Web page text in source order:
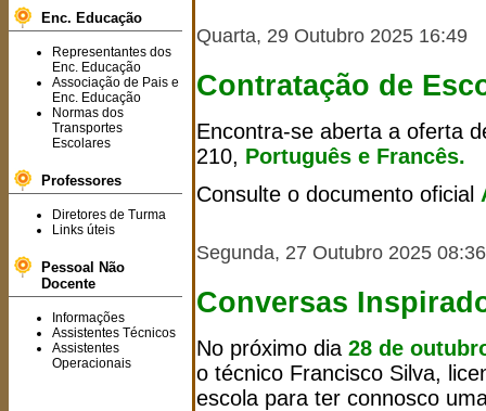
Enc. Educação
Representantes dos
Enc. Educação
Associação de Pais e
Enc. Educação
Normas dos
Transportes
Escolares
Professores
Diretores de Turma
Links úteis
Pessoal Não
Docente
Informações
Assistentes Técnicos
Assistentes
Operacionais
Quarta, 29 Outubro 2025 16:49
Contratação de
Encontra-se aberta a oferta
210, Português e Francês.
Consulte o documento oficial
Segunda, 27 Outubro 2025 08:36
Conversas
No próximo dia 28 de
o técnico Francisco Silva,
escola para ter connosco